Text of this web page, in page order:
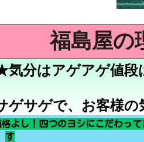
福島屋の
気分はアゲアゲ値
ゲサゲで、お客様
よし！四つのヨシにこだわって
す